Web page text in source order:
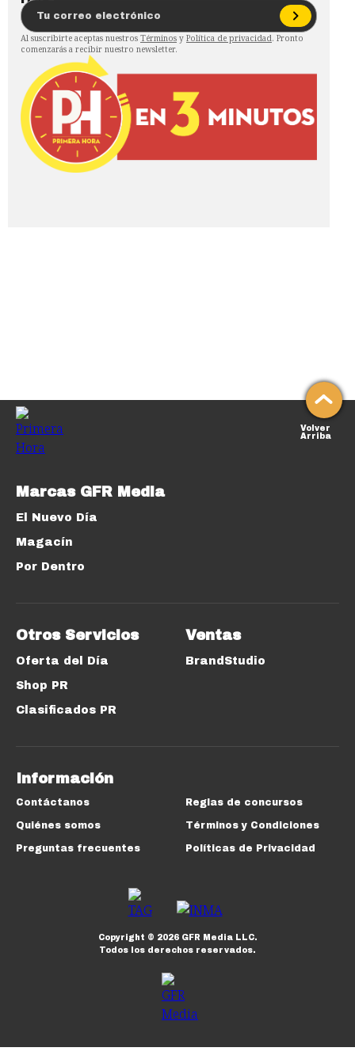
Al suscribirte aceptas nuestros Términos y Política de privacidad. Pronto
comenzarás a recibir nuestro newsletter.
Volver
Arriba
Marcas GFR Media
El Nuevo Día
Magacín
Por Dentro
Otros Servicios
Oferta del Día
Shop PR
Clasificados PR
Ventas
BrandStudio
Información
Contáctanos
Quiénes somos
Preguntas frecuentes
Reglas de concursos
Términos y Condiciones
Políticas de Privacidad
Copyright © 2026GFR Media LLC.
Todos los derechos reservados.